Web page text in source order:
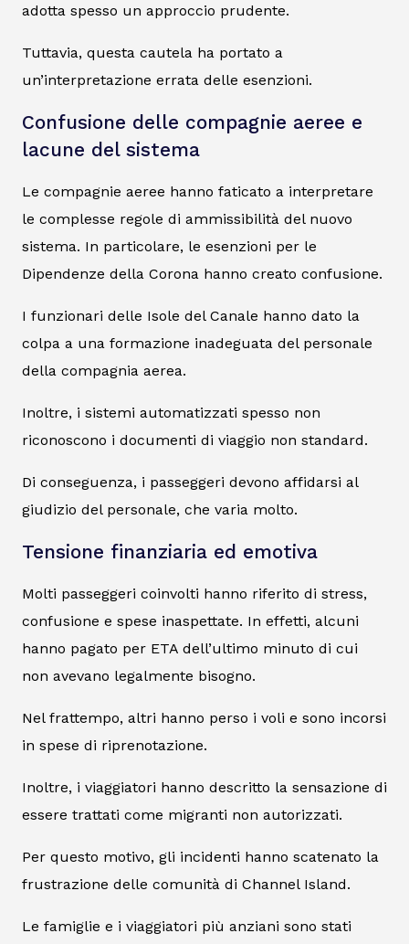
adotta spesso un approccio prudente.
Tuttavia, questa cautela ha portato a
un’interpretazione errata delle esenzioni.
Confusione delle compagnie aeree e
lacune del sistema
Le compagnie aeree hanno faticato a interpretare
le complesse regole di ammissibilità del nuovo
sistema. In particolare, le esenzioni per le
Dipendenze della Corona hanno creato confusione.
I funzionari delle Isole del Canale hanno dato la
colpa a una formazione inadeguata del personale
della compagnia aerea.
Inoltre, i sistemi automatizzati spesso non
riconoscono i documenti di viaggio non standard.
Di conseguenza, i passeggeri devono affidarsi al
giudizio del personale, che varia molto.
Tensione finanziaria ed emotiva
Molti passeggeri coinvolti hanno riferito di stress,
confusione e spese inaspettate. In effetti, alcuni
hanno pagato per ETA dell’ultimo minuto di cui
non avevano legalmente bisogno.
Nel frattempo, altri hanno perso i voli e sono incorsi
in spese di riprenotazione.
Inoltre, i viaggiatori hanno descritto la sensazione di
essere trattati come migranti non autorizzati.
Per questo motivo, gli incidenti hanno scatenato la
frustrazione delle comunità di Channel Island.
Le famiglie e i viaggiatori più anziani sono stati